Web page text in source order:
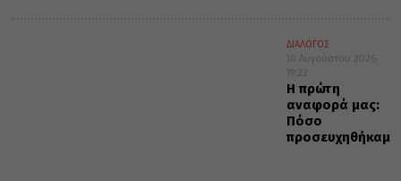
ΔΙΑΛΟΓΟΣ
10 Αυγούστου 2026
19:22
Η πρώτη
αναφορά μας:
Πόσο
προσευχηθήκαμε